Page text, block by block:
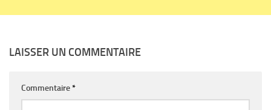
LAISSER UN COMMENTAIRE
Commentaire*